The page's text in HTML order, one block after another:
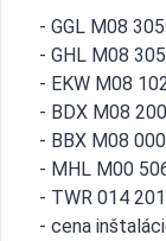
- GGL M08
- GHL M08
- EKW M08
- BDX M08
- BBX M08
- MHL M00
- TWR 014
- cena